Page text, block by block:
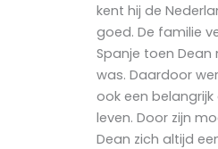
kent hij de
goed. De familie
Spanje toen Dean
was. Daardoor
ook een belangrijk
leven. Door zijn
Dean zich altijd